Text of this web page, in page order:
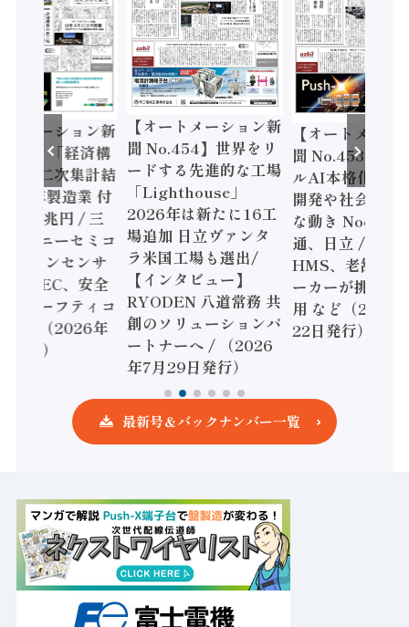
トメーション新
】「経済構
調査二次集計結
年製造業 付
額86兆円 / 三
とソニーセミコ
ジョンセンサ
/ IDEC、安全
すセーフティコ
ーラ（2026年
発行）
【オートメーション新
聞 No.454】世界をリ
ードする先進的な工場
「Lighthouse」
2026年は新たに16工
場追加 日立ヴァンタ
ラ米国工場も選出/
【インタビュー】
RYODEN 八道常務 共
創のソリューションパ
ートナーへ / （2026
年7月29日発行）
【オートメーシ
聞 No.453】フ
ルAI本格化へ
開発や社会実装
な動き Noetra
通、日立 / 兵神
HMS、老舗ポ
ーカーが挑むデ
用 など（2026
22日発行）
最新号＆バックナンバー一覧